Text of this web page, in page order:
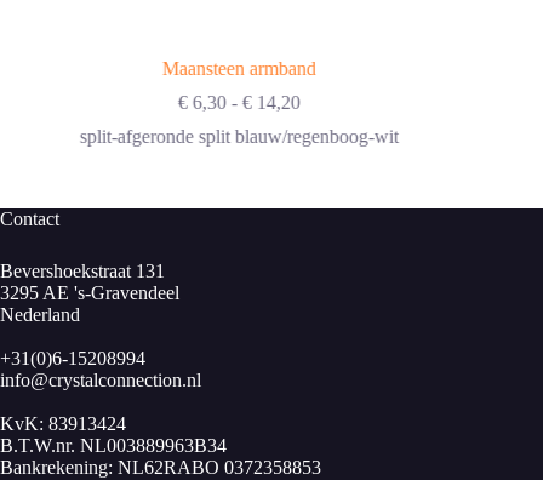
Maansteen armband
€6,30 - €14,20Prijsklasse:
tot
split-afgeronde split blauw/regenboog-wit
Contact
Bevershoekstraat 131
3295 AE 's-Gravendeel
Nederland
+31(0)6-15208994
info@crystalconnection.nl
KvK: 83913424
B.T.W.nr. NL003889963B34
Bankrekening: NL62RABO 0372358853